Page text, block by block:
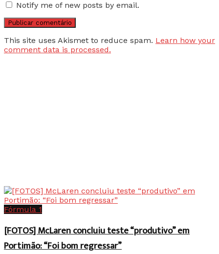
Notify me of new posts by email.
This site uses Akismet to reduce spam. Learn how your
comment data is processed.
Fórmula 1
[FOTOS] McLaren concluiu teste “produtivo” em
Portimão: “Foi bom regressar”